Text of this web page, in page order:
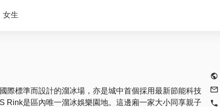
女生
際標準而設計的溜冰場，亦是城中首個採用最新節能科技
Rink是區內唯一溜冰娛樂園地。這邊廂一家大小同享親子